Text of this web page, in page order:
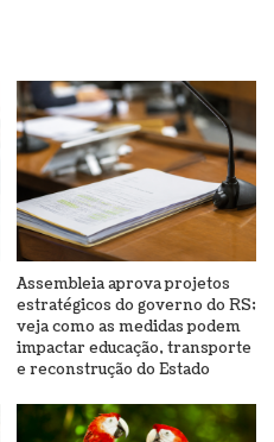
Assembleia aprova projetos
estratégicos do governo do RS;
veja como as medidas podem
impactar educação, transporte
e reconstrução do Estado